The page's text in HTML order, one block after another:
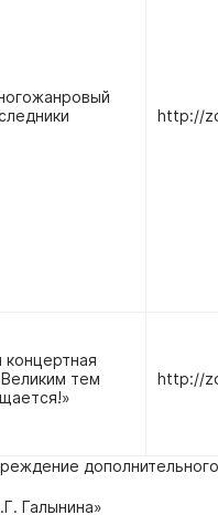
http://
концертная
тем
http://
Галынина»